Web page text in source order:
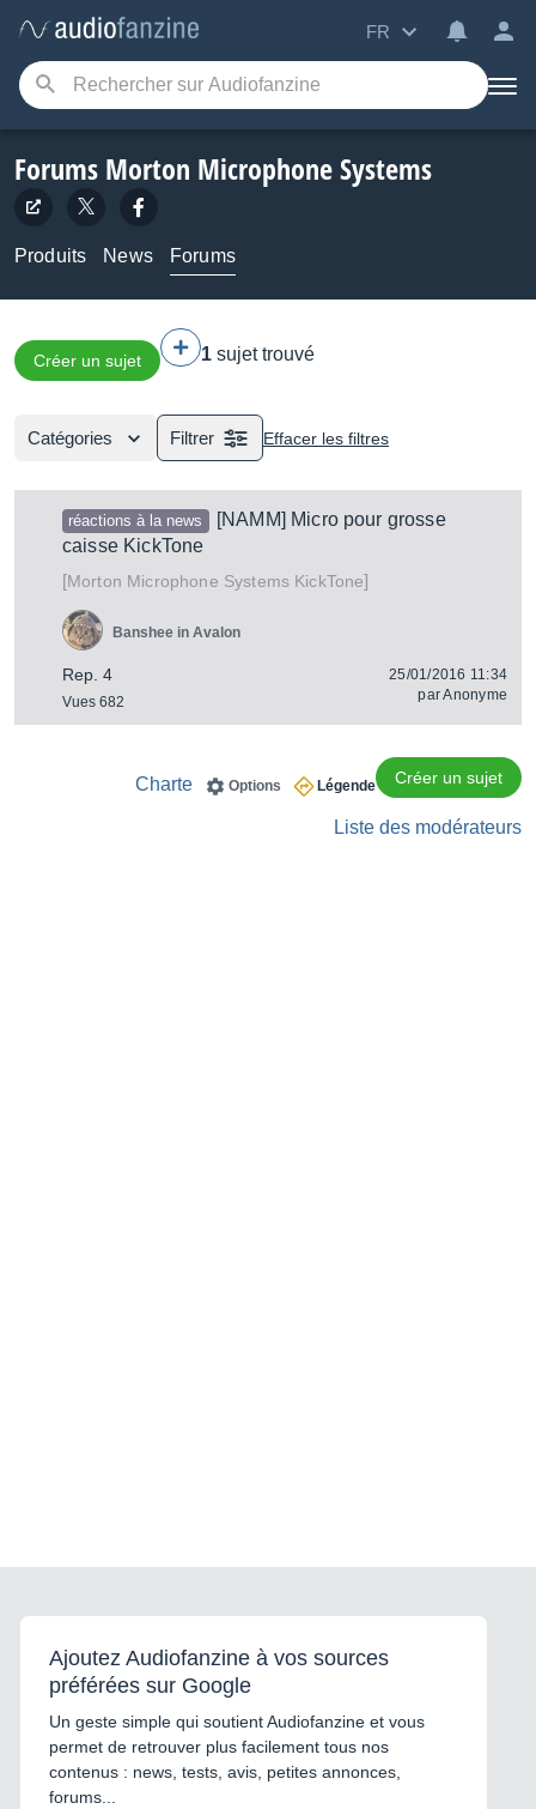
FR
Forums Morton Microphone Systems
Produits News Forums
Créer un sujet 1 sujet trouvé
Catégories Filtrer Effacer les filtres
réactions à la news
[NAMM] Micro pour grosse
caisse KickTone
[Morton Microphone Systems KickTone]
Rep. 4
Vues 682
Banshee in Avalon
25/01/2016 11:34
parAnonyme
Créer un sujet
Légende
Options
Charte
Liste des modérateurs
Ajoutez Audiofanzine à vos sources
préférées sur Google
Un geste simple qui soutient Audiofanzine et vous
permet de retrouver plus facilement tous nos
contenus : news, tests, avis, petites annonces,
forums...